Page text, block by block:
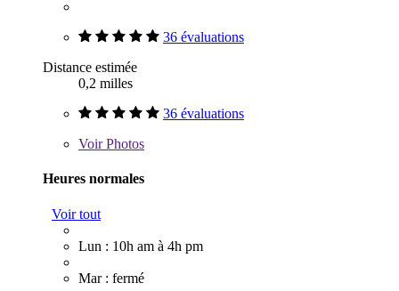
36 évaluations
Distance estimée
0,2 milles
36 évaluations
VoirPhotos
Heures normales
Voir tout
Lun : 10h am à 4h pm
Mar : fermé